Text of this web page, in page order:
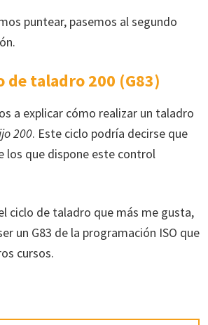
puntear, pasemos al segundo
de taladro 200 (G83)
a explicar cómo realizar un taladro
200. Este ciclo podría decirse que
los que dispone este control
ciclo de taladro que más me gusta,
un G83 de la programación ISO que
cursos.